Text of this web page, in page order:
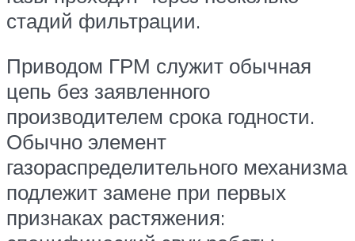
стадий фильтрации.
Приводом ГРМ служит обычная
цепь без заявленного
производителем срока годности.
Обычно элемент
газораспределительного механизма
подлежит замене при первых
признаках растяжения: